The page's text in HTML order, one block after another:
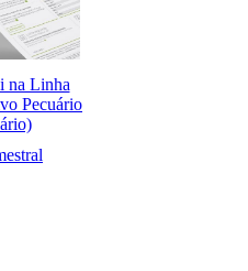
na Linha
Pecuário